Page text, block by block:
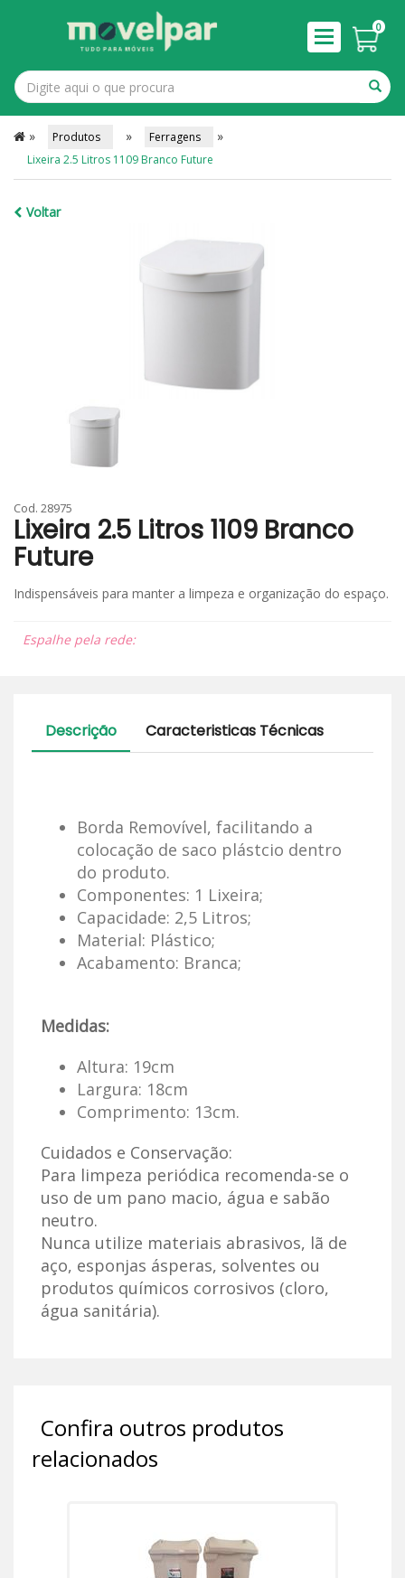
0
» Produtos » Ferragens »
Lixeira 2.5 Litros 1109 Branco Future
Voltar
Cod. 28975
Lixeira 2.5 Litros 1109 Branco
Future
Indispensáveis para manter a limpeza e organização do espaço.
Espalhe pela rede:
Descrição Caracteristicas Técnicas
Borda Removível, facilitando a
colocação de saco plástcio dentro
do produto.
Componentes: 1 Lixeira;
Capacidade: 2,5 Litros;
Material: Plástico;
Acabamento: Branca;
Medidas:
Altura: 19cm
Largura: 18cm
Comprimento: 13cm.
Cuidados e Conservação:
Para limpeza periódica recomenda-se o
uso de um pano macio, água e sabão
neutro.
Nunca utilize materiais abrasivos, lã de
aço, esponjas ásperas, solventes ou
produtos químicos corrosivos (cloro,
gua sanitária).
Confira outros produtos
relacionados